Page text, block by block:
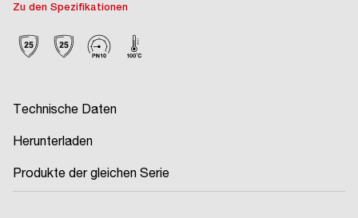
Zu den Spezifikationen
Technische Daten
Herunterladen
Produkte der gleichen Serie